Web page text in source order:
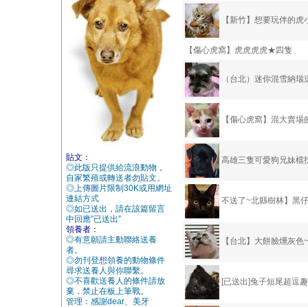
貼文：
◎此版只提供給流浪動物，
自家繁殖或轉送者勿貼文。
◎上傳圖片限制30K或用網址
連結方式
◎如已送出，請在該篇留言
中回應”已送出”
領養者：
◎有意願請主動聯絡送養
者。
◎勿刊登想領養的動物條件
尋求送養人與你聯繫。
◎不喜歡送養人的條件請放
棄，禁止在板上筆戰。
管理：感謝dear、美牙
【新竹】想要玩伴的虎
【傷心虎窩】虎虎虎虎★四隻
（台北）迷你混雪納瑞
【傷心虎窩】混大賣
高雄三隻可愛狗兄妹檔
不送了~北縣樹林】黑
【台北】大餅臉燻灰色
[已送出]兔子短尾超逗